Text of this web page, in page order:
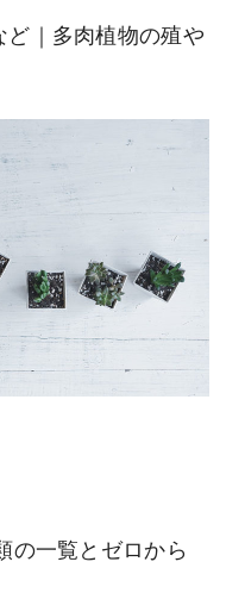
｜多肉植物の殖や
の一覧とゼロから